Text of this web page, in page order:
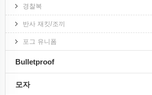
경찰복
반사 재킷/조끼
포그 유니폼
Bulletproof
모자